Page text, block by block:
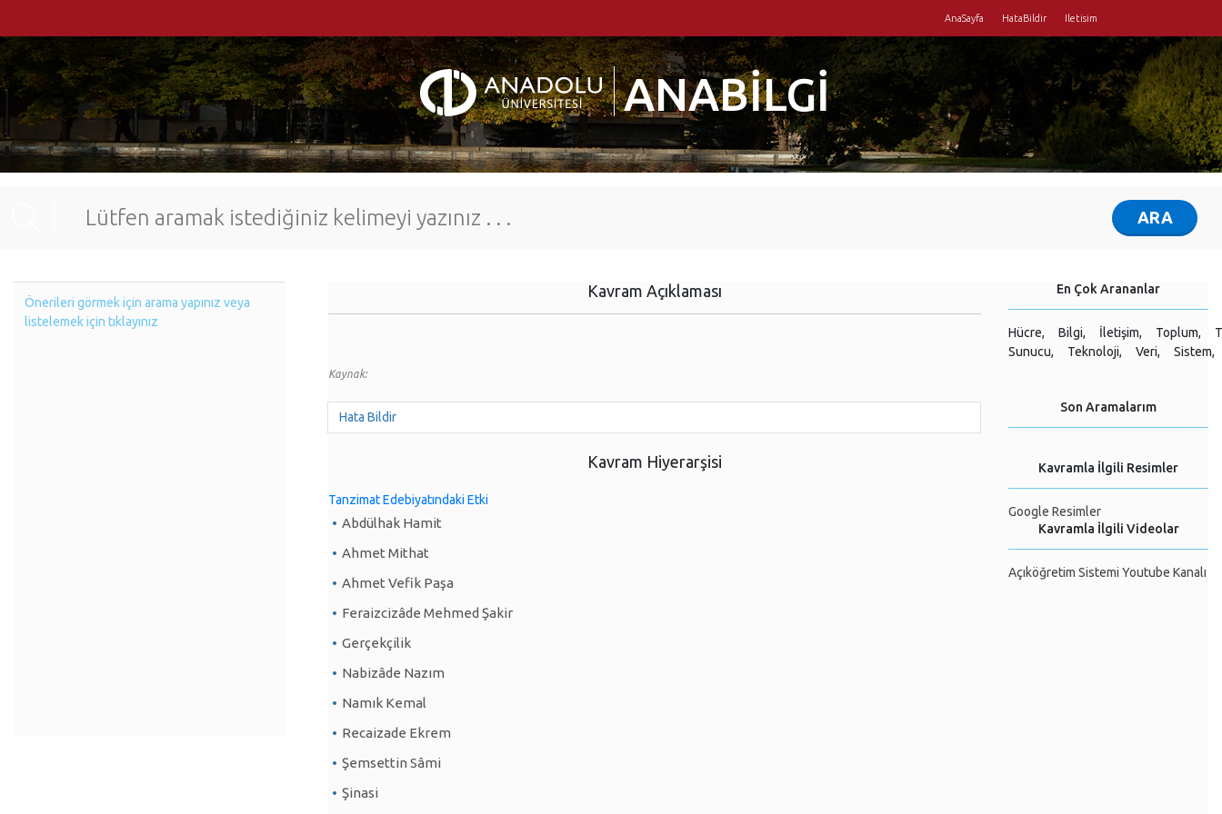
AnaSayfa HataBildir Iletisim
ANABİLGİ
Kavram Açıklaması
Kaynak:
Hata Bildir
Kavram Hiyerarşisi
Tanzimat Edebiyatındaki Etki
Abdülhak Hamit
Ahmet Mithat
Ahmet Vefik Paşa
Feraizcizâde Mehmed Şakir
Gerçekçilik
Nabizâde Nazım
Namık Kemal
Recaizade Ekrem
Şemsettin Sâmi
Şinasi
En Çok Arananlar
Hücre, Bilgi, İletişim, Toplum,
Sunucu,
Teknoloji, Veri, Sistem,
Son Aramalarım
Kavramla İlgili Resimler
Google Resimler
Kavramla İlgili Videolar
Açıköğretim Sistemi Youtube Kanalı
Önerileri görmek için arama yapınız veya
listelemek için tıklayınız